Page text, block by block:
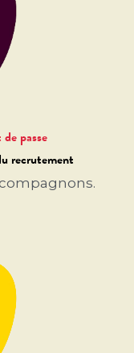
passe
recrutement